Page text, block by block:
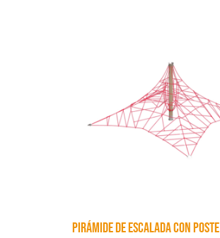
PIRÁMIDE DE ESCALADA CON POSTE